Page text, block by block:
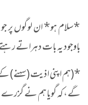
*سلام ہو* ان لوگوں پر
باوجود یہ بات دہراتے
*(ہم اپنی اذیت (سہنے)
گے ، کہ گویا ہم نے گزرے